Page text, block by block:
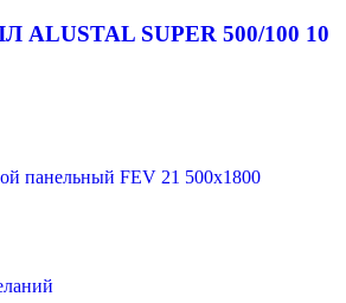
SUPER 500/100 10